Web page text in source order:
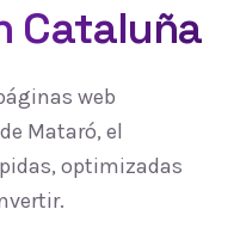
Cataluña
web
Mataró, el
optimizadas